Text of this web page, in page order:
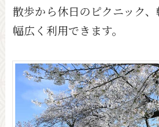
散歩から休日のピクニック
幅広く利用できます。